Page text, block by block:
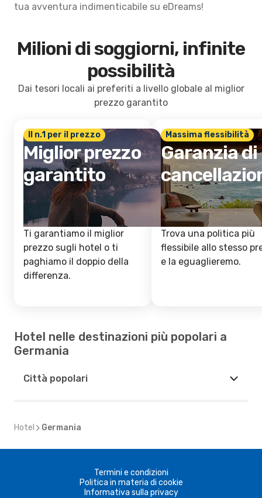
tua avventura indimenticabile su eDreams!
Milioni di soggiorni, infinite
possibilità
Dai tesori locali ai preferiti a livello globale al miglior
prezzo garantito
Il n.1 per il prezzo
Miglior prezzo
garantito
Ti garantiamo il miglior
prezzo sugli hotel o ti
paghiamo il doppio della
differenza.
Massima flessibilità
Garanzia di
Trova una politica più
flessibile allo stesso
e la eguaglieremo.
Hotel nelle destinazioni più popolari a
Germania
Città popolari
Hotel Germania
Termini e condizioni
Politica in materia di cookie
Informativa sulla privacy